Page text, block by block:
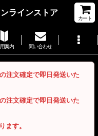
ラインストア
カート
案内 問い合わせ
注文確定で即日発送いた
注文確定で即日発送いた
ます。